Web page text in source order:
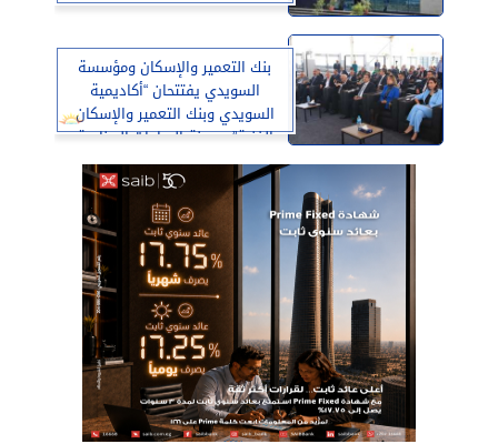
بنك التعمير والإسكان ومؤسسة
السويدي يفتتحان “أكاديمية
السويدي وبنك التعمير والإسكان
الفنية” بمدينة السادات الصناعية